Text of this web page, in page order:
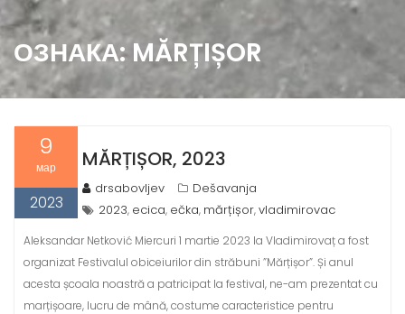
ОЗНАКА:MĂRȚIȘOR
9
мар
2023
MĂRȚIȘOR, 2023
drsabovljev
Dešavanja
2023, ecica, ečka, mărțișor,vladimirovac
Aleksandar Netković Miercuri 1 martie 2023 la Vladimirovaț a fost
organizat Festivalul obiceiurilor din străbuni ”Mărțișor”. Și anul
acesta școala noastră a patricipat la festival, ne-am prezentat cu
marțișoare, lucru de mână, costume caracteristice pentru